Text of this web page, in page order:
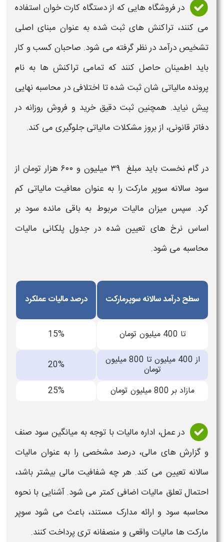
در فروشگاه هایی که از دستگاه کارت خوان استفاده
می کنند، تراکنش های ثبت شده به عنوان مبنای اصلی
تشخیص درآمد در نظر گرفته می شود. صاحبان کسب و کار
باید اطمینان حاصل کنند که تمامی تراکنش ها به نام
پرونده مالیاتی شان ثبت شده تا اختلافی در محاسبه نهایی
پیش نیاید. همچنین ثبت دقیق خرید و فروش روزانه در
دفاتر قانونی، از بروز مشکلات مالیاتی جلوگیری می کند.
در گام نخست باید مبلغ ۳۹ میلیون و ۶۰۰ هزار تومان از
سود سالانه سوپر مارکت را به عنوان معافیت مالیاتی کم
کرد. سپس میزان مالیات مربوط به باقی مانده سود بر
اساس نرخ های تعیین شده در جدول پلکانی مالیات
محاسبه می شود.
سطح درآمد سالانه سوپرمارکت درصد مالیات عملکرد
تا 400 میلیون تومان
15%
از 400 میلیون تا 800 میلیون
تومان
20%
مازاد بر 800 میلیون تومان
25%
در عمل، اداره مالیاتبا توجه به میانگین سود صنف
و گزارش های مالی، درصد مشخصی را به عنوان مالیات
سالانه تعیین می کند. هر چه شفافیت مالی بیشتر باشد،
احتمال تعلق مالیات اضافی کمتر می شود. آشنایی با نحوه
محاسبه سود و ارائه مدارک مستند، باعث می شود سوپر
مارکت ها مالیات واقعی و منصفانه تری پرداخت کنند.